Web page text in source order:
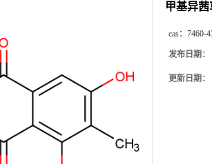
甲基异
cas： 7460-
发布日期：
更新日期：